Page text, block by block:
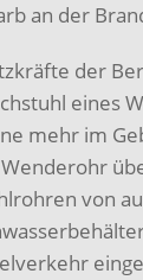
an der
der
eines
mehr im
von